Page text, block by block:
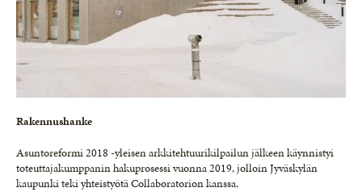
Rakennushanke
Asuntoreformi 2018 -yleisen arkkitehtuurikilpailun jälkeen käynnistyi
toteuttajakumppanin hakuprosessi vuonna 2019, jolloin Jyväskylän
kaupunki teki yhteistyötä Collaboratorion kanssa.